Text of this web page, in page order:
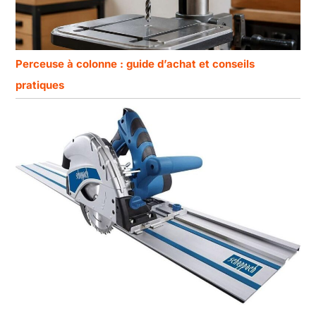
Perceuse à colonne : guide d’achat et conseils
pratiques